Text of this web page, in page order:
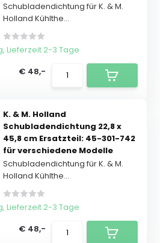
Schubladendichtung für K. & M.
Holland Kühlthe...
Lieferzeit 2-3 Tage
€ 48,-
K. & M. Holland
Schubladendichtung 22,8 x
45,8 cm Ersatzteil: 45-301-742
für verschiedene Modelle
Schubladendichtung für K. & M.
Holland Kühlthe...
Lieferzeit 2-3 Tage
€ 48,-